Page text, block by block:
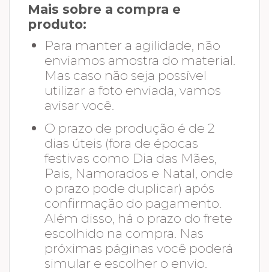
Mais sobre a compra e
produto:
Para manter a agilidade, não
enviamos amostra do material.
Mas caso não seja possível
utilizar a foto enviada, vamos
avisar você.
O prazo de produção é de 2
dias úteis (fora de épocas
festivas como Dia das Mães,
Pais, Namorados e Natal, onde
o prazo pode duplicar) após
confirmação do pagamento.
Além disso, há o prazo do frete
escolhido na compra. Nas
próximas páginas você poderá
simular e escolher o envio.